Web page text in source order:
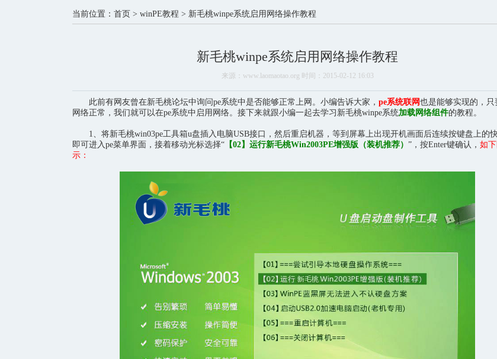
当前位置： 首页 > winPE教程 > 新毛桃winpe系统启用网络操作教程
新毛桃winpe系统启用网络操作教程
来源：www.laomaotao.org 时间：2015-02-12 16:03
此前有网友曾在新毛桃论坛中询问pe系统中是否能够正常上网。小编告诉大家， pe系统联网也是能够实现的，只
网络正常，我们就可以在pe系统中启用网络。接下来就跟小编一起去学习新毛桃winpe系统加载网络组件的教程。
1、将新毛桃win03pe工具箱u盘插入电脑USB接口，然后重启机器，等到屏幕上出现开机画面后连续按键盘上的
即可进入pe菜单界面，接着移动光标选择“ 【02】运行新毛桃Win2003PE增强版（装机推荐） ”，按Enter键确认， 如
示：